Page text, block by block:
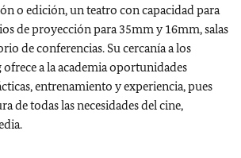
o edición, un teatro con capacidad para
de proyección para 35mm y 16mm, salas
de conferencias. Su cercanía a los
a la academia oportunidades
entrenamiento y experiencia, pues
de todas las necesidades del cine,